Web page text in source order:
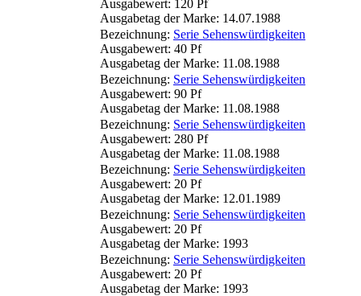
Ausgabewert: 120 Pf
Ausgabetag der Marke: 14.07.1988
Bezeichnung: Serie Sehenswürdigkeiten
Ausgabewert: 40 Pf
Ausgabetag der Marke: 11.08.1988
Bezeichnung: Serie Sehenswürdigkeiten
Ausgabewert: 90 Pf
Ausgabetag der Marke: 11.08.1988
Bezeichnung: Serie Sehenswürdigkeiten
Ausgabewert: 280 Pf
Ausgabetag der Marke: 11.08.1988
Bezeichnung: Serie Sehenswürdigkeiten
Ausgabewert: 20 Pf
Ausgabetag der Marke: 12.01.1989
Bezeichnung: Serie Sehenswürdigkeiten
Ausgabewert: 20 Pf
Ausgabetag der Marke: 1993
Bezeichnung: Serie Sehenswürdigkeiten
Ausgabewert: 20 Pf
Ausgabetag der Marke: 1993